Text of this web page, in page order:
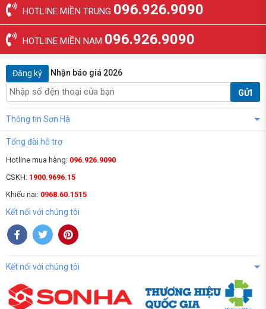
HOTLINE MIỀN TRUNG 096.926.9090
HOTLINE MIỀN NAM 096.926.9090
Đăng ký Nhận báo giá 2026
GỬI
Thông tin Sơn Hà
Tổng đài hỗ trợ
Hotline mua hàng: 096.926.9090
CSKH: 1900.9696.15
Khiếu nại: 0968.60.1515
Kết nối với chúng tôi
Kết nối với chúng tôi